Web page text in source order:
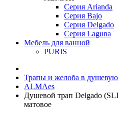
Серия Arianda
Серия Bajo
Серия Delgado
Серия Laguna
Мебель для ванной
PURIS
Трапы и желоба в душевую
ALMAes
Душевой трап Delgado
матовое